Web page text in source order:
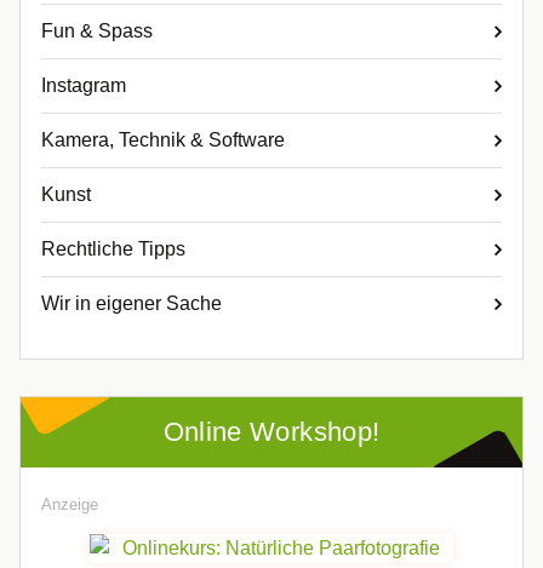
Fun & Spass
Instagram
Kamera, Technik & Software
Kunst
Rechtliche Tipps
Wir in eigener Sache
Online Workshop!
Anzeige